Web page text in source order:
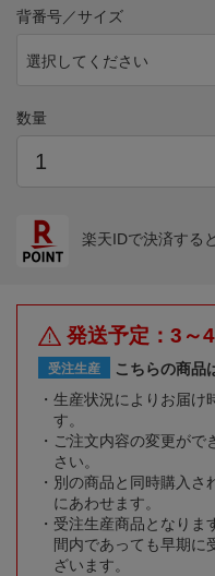
背番号／サイズ
選択してください
数量
楽天IDで決済すると
発送予定：3～
受注生産
こちらの商品
生産状況によりお届け
す。
ご注文内容の変更がで
さい。
別の商品と同時購入さ
にあわせます。
受注生産商品となりま
間内であっても早期に
ざいます。